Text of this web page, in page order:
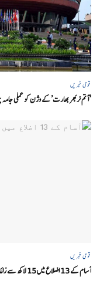
قومی خبریں
‘ آتم نربھر بھارت’ کے وژن کو عملی
قومی خبریں
آسام کے 13 اضلاع میں 15 لاکھ سے زائد افراد سیلاب سے متاثر